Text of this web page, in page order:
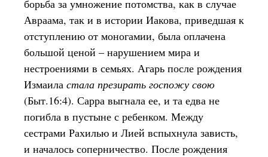
борьба за умножение потомства, как в случае
Авраама, так и в истории Иакова, приведшая к
отступлению от моногамии, была оплачена
большой ценой – нарушением мира и
нестроениями в семьях. Агарь после рождения
Измаила стала презирать госпожу свою
(Быт.16:4). Сарра выгнала ее, и та едва не
погибла в пустыне с ребенком. Между
сестрами Рахилью и Лией вспыхнула зависть,
и началось соперничество. После рождения